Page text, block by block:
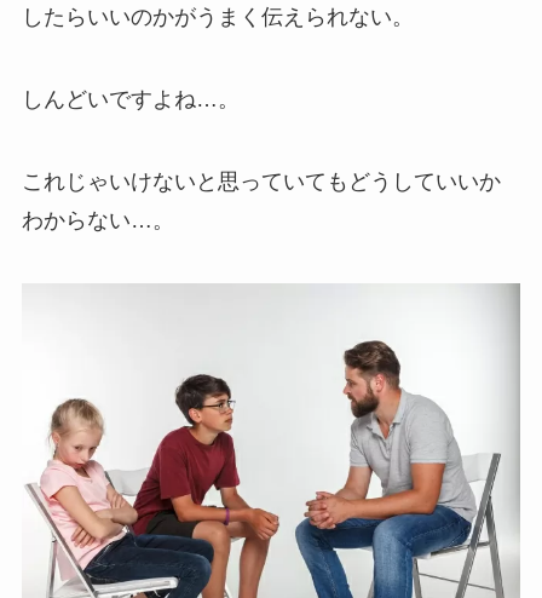
したらいいのかがうまく伝えられない。
しんどいですよね…。
これじゃいけないと思っていてもどうしていいか
わからない…。